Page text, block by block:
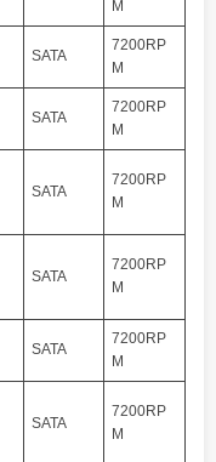
M
SATA
7200RP
M
SATA
7200RP
M
SATA
7200RP
M
SATA
7200RP
M
SATA
7200RP
M
SATA
7200RP
M